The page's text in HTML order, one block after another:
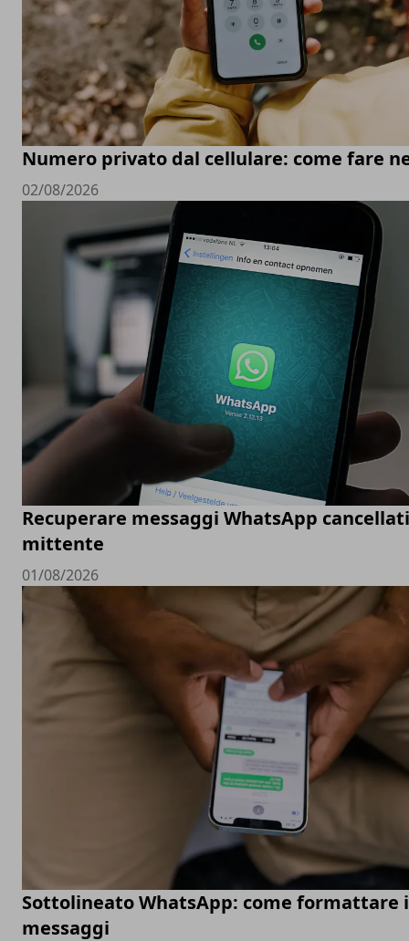
Numero privato dal cellulare: come fare
02/08/2026
Recuperare messaggi WhatsApp
mittente
01/08/2026
Sottolineato WhatsApp: come formattare i
messaggi